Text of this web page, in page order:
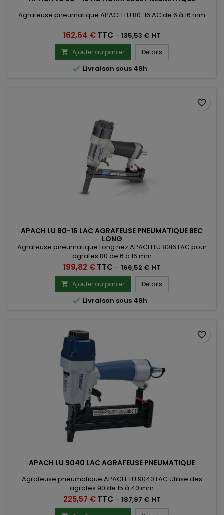
Agrafeuse pneumatique APACH LU 80-16 AC de 6 à 16 mm
Prix
162,64 € TTC - 135,53 € HT
 Ajouter au panier Détails
 Livraison sous 48h
APACH LU 80-16 LAC AGRAFEUSE PNEUMATIQUE BEC
LONG
Agrafeuse pneumatique Long nez APACH LU 8016 LAC pour
agrafes 80 de 6 à 16 mm
Prix
199,82 € TTC - 166,52 € HT
 Ajouter au panier Détails
 Livraison sous 48h
favorite_border
APACH LU 9040 LAC AGRAFEUSE PNEUMATIQUE
Agrafeuse pneumatique APACH LU 9040 LAC Utilise des
agrafes 90 de 15 à 40 mm
Prix
225,57 € TTC - 187,97 € HT
favorite_border